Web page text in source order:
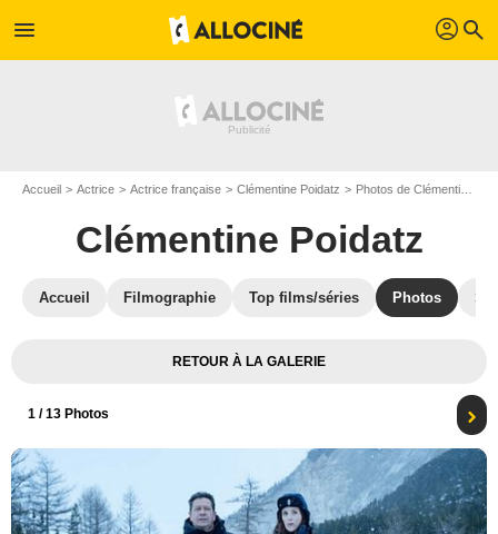
menu profil search
Accueil Actrice Actrice française Clémentine Poidatz Photos de Clémentine Poidatz
Clémentine Poidatz
Accueil Filmographie Top films/séries Photos
RETOUR À LA GALERIE
1 / 13 Photos